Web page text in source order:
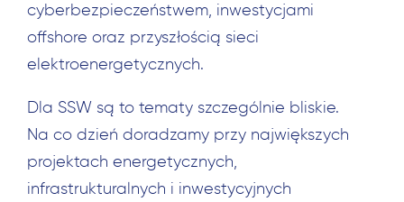
cyberbezpieczeństwem, inwestycjami
offshore oraz przyszłością sieci
elektroenergetycznych.
Dla SSW są to tematy szczególnie bliskie.
Na co dzień doradzamy przy największych
projektach energetycznych,
infrastrukturalnych i inwestycyjnych